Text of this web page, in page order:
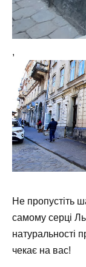
,
Не пропустіть
самому серці
натуральності
чекає на вас!